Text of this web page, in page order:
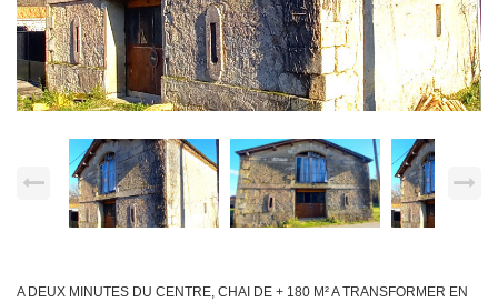
A DEUX MINUTES DU CENTRE, CHAI DE + 180 M² A TRANSFORMER EN